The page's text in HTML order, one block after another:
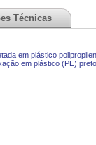
Técnicas
em plástico
em plástico (PE) preto.